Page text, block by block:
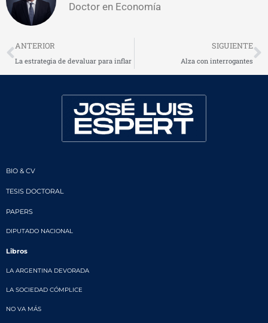
Doctor en Economía
Prev
ANTERIOR
La estrategia de devaluar para inflar
SIGUIENTE
Alza con interrogantes
BIO & CV
TESIS DOCTORAL
PAPERS
DIPUTADO NACIONAL
Libros
LA ARGENTINA DEVORADA
LA SOCIEDAD CÓMPLICE
NO VA MÁS